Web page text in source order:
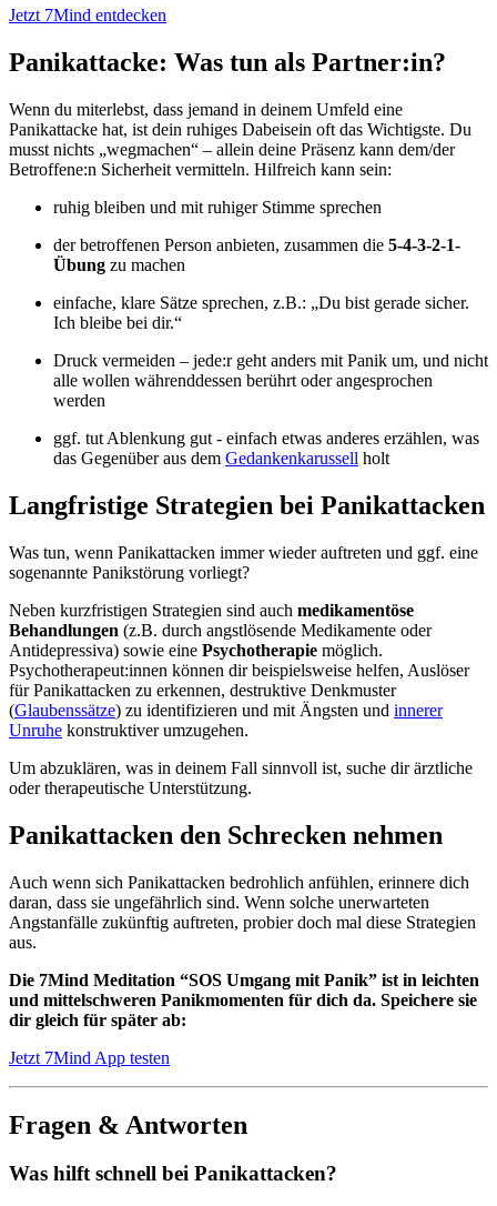
Jetzt 7Mind entdecken
Panikattacke: Was tun als Partner:in?
Wenn du miterlebst, dass jemand in deinem Umfeld eine
Panikattacke hat, ist dein ruhiges Dabeisein oft das Wichtigste. Du
musst nichts „wegmachen“ – allein deine Präsenz kann dem/der
Betroffene:n Sicherheit vermitteln. Hilfreich kann sein:
ruhig bleiben und mit ruhiger Stimme sprechen
der betroffenen Person anbieten, zusammen die 5-4-3-2-1-
Übung zu machen
einfache, klare Sätze sprechen, z.B.: „Du bist gerade sicher.
Ich bleibe bei dir.“
Druck vermeiden – jede:r geht anders mit Panik um, und nicht
alle wollen währenddessen berührt oder angesprochen
werden
ggf. tut Ablenkung gut - einfach etwas anderes erzählen, was
das Gegenüber aus dem Gedankenkarussell holt
Langfristige Strategien bei Panikattacken
Was tun, wenn Panikattacken immer wieder auftreten und ggf. eine
sogenannte Panikstörung vorliegt?
Neben kurzfristigen Strategien sind auch medikamentöse
Behandlungen (z.B. durch angstlösende Medikamente oder
Antidepressiva) sowie eine Psychotherapie möglich.
Psychotherapeut:innen können dir beispielsweise helfen, Auslöser
für Panikattacken zu erkennen, destruktive Denkmuster
(Glaubenssätze) zu identifizieren und mit Ängsten und innerer
Unruhe konstruktiver umzugehen.
Um abzuklären, was in deinem Fall sinnvoll ist, suche dir ärztliche
oder therapeutische Unterstützung.
Panikattacken den Schrecken nehmen
Auch wenn sich Panikattacken bedrohlich anfühlen, erinnere dich
daran, dass sie ungefährlich sind. Wenn solche unerwarteten
Angstanfälle zukünftig auftreten, probier doch mal diese Strategien
aus.
Die 7Mind Meditation “SOS Umgang mit Panik” ist in leichten
und mittelschweren Panikmomenten für dich da. Speichere sie
dir gleich für später ab:
Jetzt 7Mind App testen
Fragen & Antworten
Was hilft schnell bei Panikattacken?